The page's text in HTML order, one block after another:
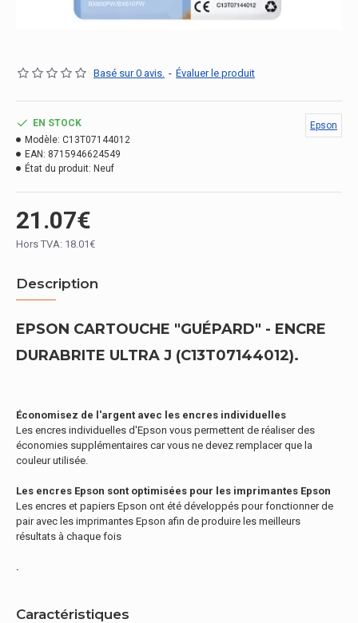
Basé sur 0 avis. - Évaluer le produit
21.07€
Hors TVA: 18.01€
EN STOCK
Modèle: C13T07144012
EAN: 8715946624549
État du produit: Neuf
Epson
Description
EPSON CARTOUCHE "GUÉPARD" - ENCRE
DURABRITE ULTRA J (C13T07144012).
Économisez de l'argent avec les encres individuelles
Les encres individuelles d'Epson vous permettent de réaliser des
économies supplémentaires car vous ne devez remplacer que la
couleur utilisée.
Les encres Epson sont optimisées pour les imprimantes Epson
Les encres et papiers Epson ont été développés pour fonctionner de
pair avec les imprimantes Epson afin de produire les meilleurs
résultats à chaque fois
.
Caractéristiques